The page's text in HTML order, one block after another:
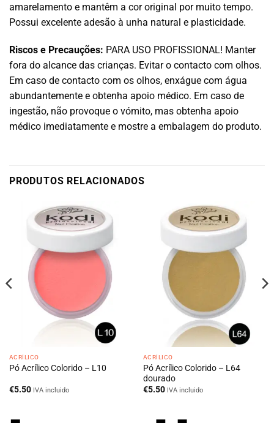
amarelamento e mantêm a cor original por muito tempo.
Possui excelente adesão à unha natural e plasticidade.
Riscos e Precauções: PARA USO PROFISSIONAL! Manter
fora do alcance das crianças. Evitar o contacto com olhos.
Em caso de contacto com os olhos, enxágue com água
abundantemente e obtenha apoio médico. Em caso de
ingestão, não provoque o vómito, mas obtenha apoio
médico imediatamente e mostre a embalagem do produto.
PRODUTOS RELACIONADOS
ACRÍLICO
Pó Acrílico Colorido – L10
€5.50 IVA incluido
ACRÍLICO
Pó Acrílico Colorido – L64
dourado
€5.50 IVA incluido